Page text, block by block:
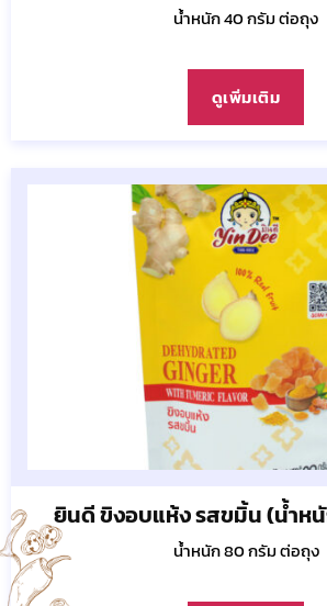
น้ำหนัก 40 กรัม ต่อถุง
ดูเพิ่มเติม
ยินดี ขิงอบแห้ง รสขมิ้น (น้ำห
น้ำหนัก 80 กรัม ต่อถุง